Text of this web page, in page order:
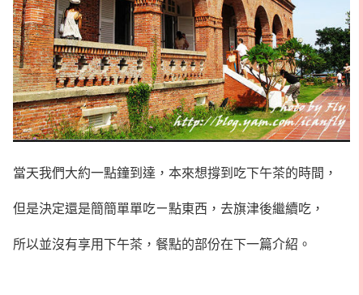
當天我們大約一點鐘到達，本來想撐到吃下午茶的時間，
但是決定還是簡簡單單吃ㄧ點東西，去旗津後繼續吃，
所以並沒有享用下午茶，餐點的部份在下一篇介紹。